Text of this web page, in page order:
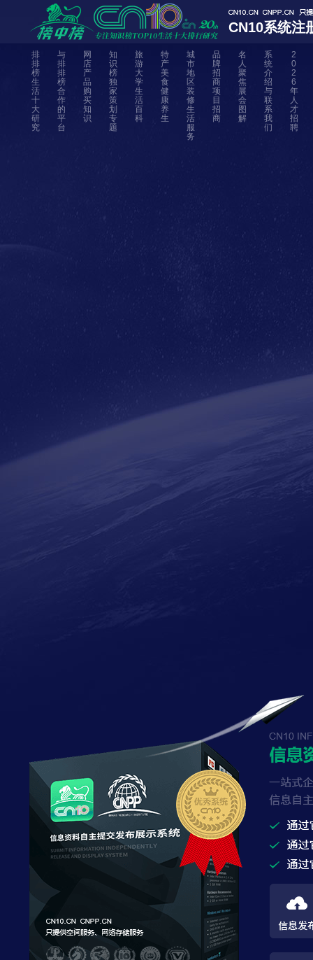
CN10系统注
排
排
榜
生
活
十
大
研
究
与
排
排
榜
合
作
的
平
台
网
店
产
品
购
买
知
识
知
识
榜
独
家
策
划
专
题
旅
游
大
学
生
活
百
科
特
产
美
食
健
康
养
生
城
市
地
区
装
修
生
活
服
务
品
牌
招
商
项
目
招
商
名
人
聚
焦
展
会
图
解
系
统
介
绍
与
联
系
我
们
2
0
2
6
年
人
才
招
聘